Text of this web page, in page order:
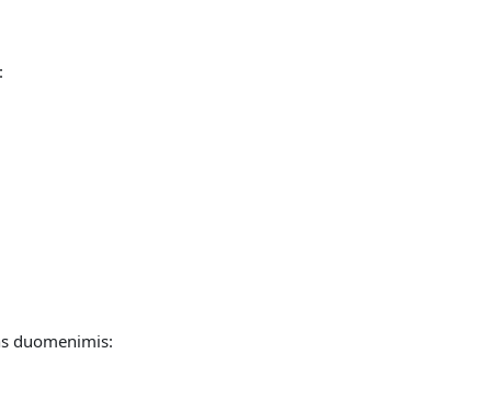
duomenimis: